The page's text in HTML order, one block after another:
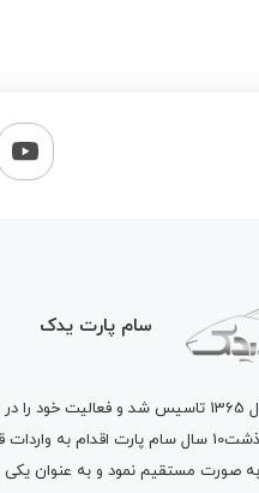
سام پارت یدک
در سال 1365 تاسیس شد و فعالیت
داخلی آغاز کرد . پس از گذشت10 سال سام پارت
صورت مستقیم نمود و به عنوان یکی